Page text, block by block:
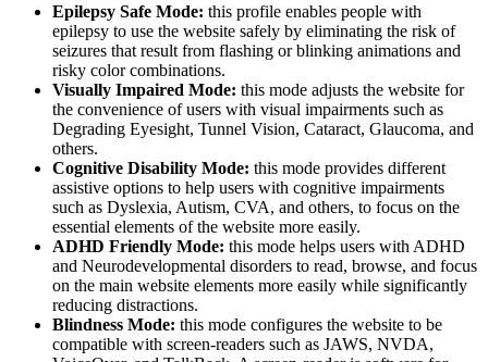
Epilepsy Safe Mode: this profile enables people with
epilepsy to use the website safely by eliminating the risk of
seizures that result from flashing or blinking animations and
risky color combinations.
Visually Impaired Mode: this mode adjusts the website for
the convenience of users with visual impairments such as
Degrading Eyesight, Tunnel Vision, Cataract, Glaucoma, and
others.
Cognitive Disability Mode: this mode provides different
assistive options to help users with cognitive impairments
such as Dyslexia, Autism, CVA, and others, to focus on the
essential elements of the website more easily.
ADHD Friendly Mode: this mode helps users with ADHD
and Neurodevelopmental disorders to read, browse, and focus
on the main website elements more easily while significantly
reducing distractions.
Blindness Mode: this mode configures the website to be
compatible with screen-readers such as JAWS, NVDA,